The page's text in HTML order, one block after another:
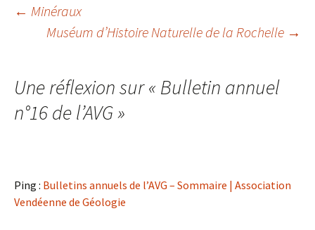
Navigation
articles
← Minéraux
Muséum d’Histoire Naturelle de la Rochelle →
Une réflexion sur « Bulletin annuel
n°16 de l’AVG»
Ping : Bulletins annuels de l’AVG – Sommaire | Association
Vendéenne de Géologie